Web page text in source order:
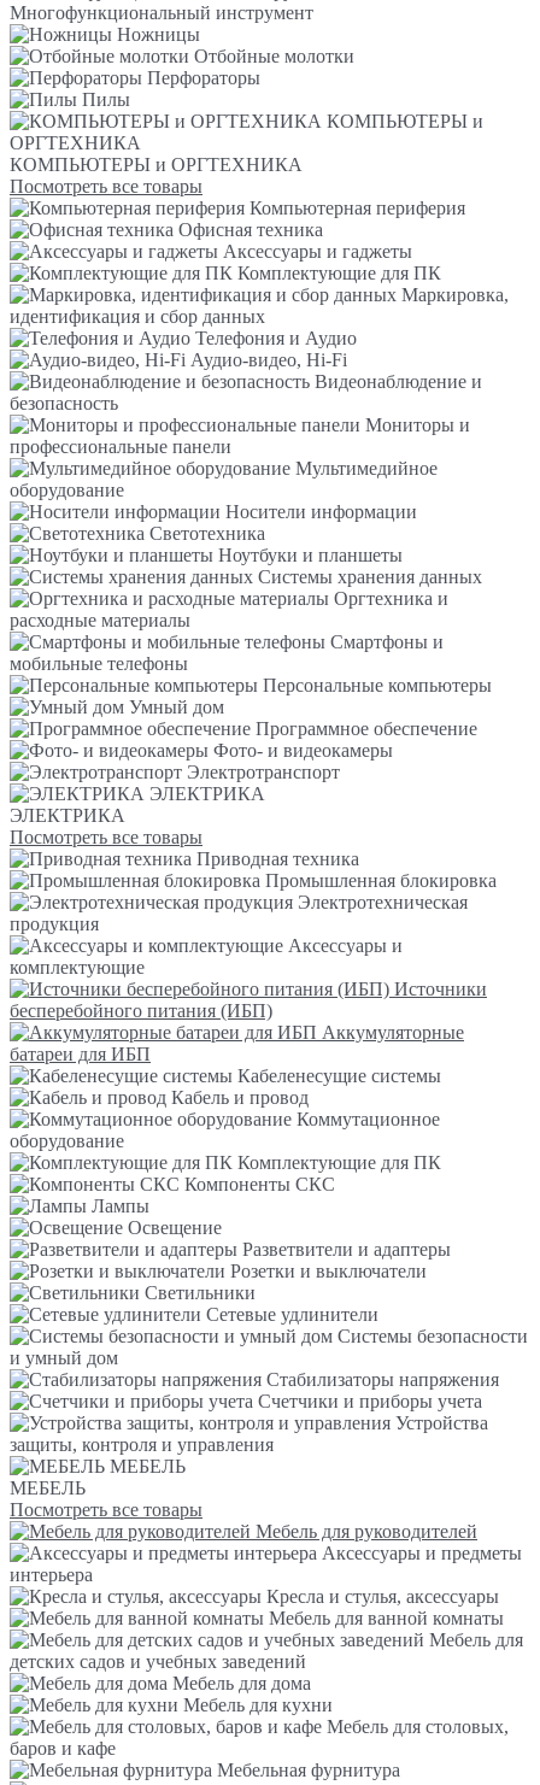
Многофункциональный инструмент
Ножницы
Отбойные молотки
Перфораторы
Пилы
КОМПЬЮТЕРЫ и
ОРГТЕХНИКА
КОМПЬЮТЕРЫ и ОРГТЕХНИКА
Посмотреть все товары
Компьютерная периферия
Офисная техника
Аксессуары и гаджеты
Комплектующие для ПК
Маркировка,
идентификация и сбор данных
Телефония и Аудио
Аудио-видео, Hi-Fi
Видеонаблюдение и
безопасность
Мониторы и
профессиональные панели
Мультимедийное
оборудование
Носители информации
Светотехника
Ноутбуки и планшеты
Системы хранения данных
Оргтехника и
расходные материалы
Смартфоны и
мобильные телефоны
Персональные компьютеры
Умный дом
Программное обеспечение
Фото- и видеокамеры
Электротранспорт
ЭЛЕКТРИКА
ЭЛЕКТРИКА
Посмотреть все товары
Приводная техника
Промышленная блокировка
Электротехническая
продукция
Аксессуары и
комплектующие
Источники
бесперебойного питания (ИБП)
Аккумуляторные
батареи для ИБП
Кабеленесущие системы
Кабель и провод
Коммутационное
оборудование
Комплектующие для ПК
Компоненты СКС
Лампы
Освещение
Разветвители и адаптеры
Розетки и выключатели
Светильники
Сетевые удлинители
Системы безопасности
и умный дом
Стабилизаторы напряжения
Счетчики и приборы учета
Устройства
защиты, контроля и управления
МЕБЕЛЬ
МЕБЕЛЬ
Посмотреть все товары
Мебель для руководителей
Аксессуары и предметы
интерьера
Кресла и стулья, аксессуары
Мебель для ванной комнаты
Мебель для
детских садов и учебных заведений
Мебель для дома
Мебель для кухни
Мебель для столовых,
баров и кафе
Мебельная фурнитура